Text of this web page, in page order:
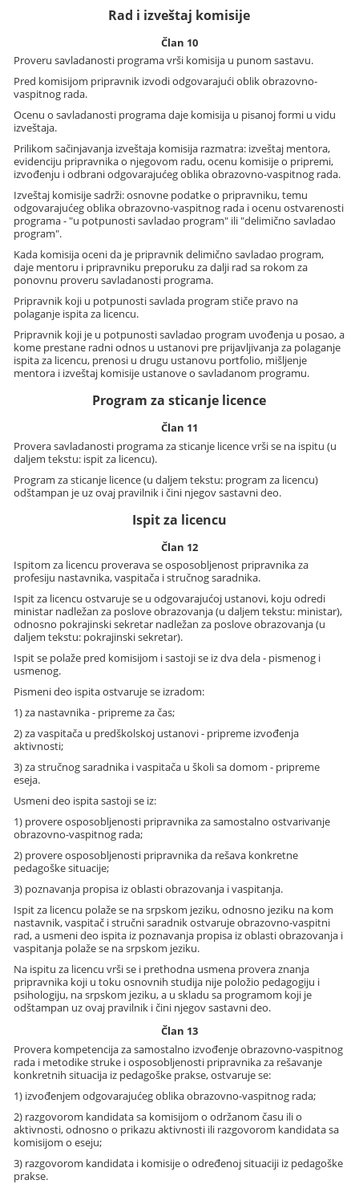
Rad i izveštaj komisije
Član 10
Proveru savladanosti programa vrši komisija u punom sastavu.
Pred komisijom pripravnik izvodi odgovarajući oblik obrazovno-
vaspitnog rada.
Ocenu o savladanosti programa daje komisija u pisanoj formi u vidu
izveštaja.
Prilikom sačinjavanja izveštaja komisija razmatra: izveštaj mentora,
evidenciju pripravnika o njegovom radu, ocenu komisije o pripremi,
izvođenju i odbrani odgovarajućeg oblika obrazovno-vaspitnog rada.
Izveštaj komisije sadrži: osnovne podatke o pripravniku, temu
odgovarajućeg oblika obrazovno-vaspitnog rada i ocenu ostvarenosti
programa - "u potpunosti savladao program" ili "delimično savladao
program".
Kada komisija oceni da je pripravnik delimično savladao program,
daje mentoru i pripravniku preporuku za dalji rad sa rokom za
ponovnu proveru savladanosti programa.
Pripravnik koji u potpunosti savlada program stiče pravo na
polaganje ispita za licencu.
Pripravnik koji je u potpunosti savladao program uvođenja u posao, a
kome prestane radni odnos u ustanovi pre prijavljivanja za polaganje
ispita za licencu, prenosi u drugu ustanovu portfolio, mišljenje
mentora i izveštaj komisije ustanove o savladanom programu.
Program za sticanje licence
Član 11
Provera savladanosti programa za sticanje licence vrši se na ispitu (u
daljem tekstu: ispit za licencu).
Program za sticanje licence (u daljem tekstu: program za licencu)
odštampan je uz ovaj pravilnik i čini njegov sastavni deo.
Ispit za licencu
Član 12
Ispitom za licencu proverava se osposobljenost pripravnika za
profesiju nastavnika, vaspitača i stručnog saradnika.
Ispit za licencu ostvaruje se u odgovarajućoj ustanovi, koju odredi
ministar nadležan za poslove obrazovanja (u daljem tekstu: ministar),
odnosno pokrajinski sekretar nadležan za poslove obrazovanja (u
daljem tekstu: pokrajinski sekretar).
Ispit se polaže pred komisijom i sastoji se iz dva dela - pismenog i
usmenog.
Pismeni deo ispita ostvaruje se izradom:
1) za nastavnika - pripreme za čas;
2) za vaspitača u predškolskoj ustanovi - pripreme izvođenja
aktivnosti;
3) za stručnog saradnika i vaspitača u školi sa domom - pripreme
eseja.
Usmeni deo ispita sastoji se iz:
1) provere osposobljenosti pripravnika za samostalno ostvarivanje
obrazovno-vaspitnog rada;
2) provere osposobljenosti pripravnika da rešava konkretne
pedagoške situacije;
3) poznavanja propisa iz oblasti obrazovanja i vaspitanja.
Ispit za licencu polaže se na srpskom jeziku, odnosno jeziku na kom
nastavnik, vaspitač i stručni saradnik ostvaruje obrazovno-vaspitni
rad, a usmeni deo ispita iz poznavanja propisa iz oblasti obrazovanja i
vaspitanja polaže se na srpskom jeziku.
Na ispitu za licencu vrši se i prethodna usmena provera znanja
pripravnika koji u toku osnovnih studija nije položio pedagogiju i
psihologiju, na srpskom jeziku, a u skladu sa programom koji je
odštampan uz ovaj pravilnik i čini njegov sastavni deo.
Član 13
Provera kompetencija za samostalno izvođenje obrazovno-vaspitnog
rada i metodike struke i osposobljenosti pripravnika za rešavanje
konkretnih situacija iz pedagoške prakse, ostvaruje se:
1) izvođenjem odgovarajućeg oblika obrazovno-vaspitnog rada;
2) razgovorom kandidata sa komisijom o održanom času ili o
aktivnosti, odnosno o prikazu aktivnosti ili razgovorom kandidata sa
komisijom o eseju;
3) razgovorom kandidata i komisije o određenoj situaciji iz pedagoške
prakse.